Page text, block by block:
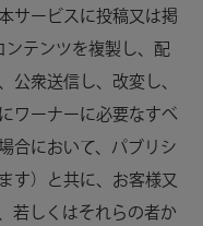
サービスに投稿又は掲
テンツを複製し、配
衆送信し、改変し、
ワーナーに必要なすべ
合において、パブリシ
す）と共に、お客様又
若しくはそれらの者か